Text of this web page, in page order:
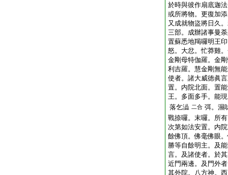
於時與彼作扇底迦
或所將物。更復加
又成就物盜將日久
三部。成辦諸事曼
置蘇悉地羯囉明王
怒。大忿。忙莽雞
金剛母特伽羅。金
利吉羅。慧金剛無
使者。諸大威徳眞
置。内院北面。置
王。多面多手。能
落乞澁 二合 弭。濕
戰捺囉。末囉。所
次第如法安置。内
餘佛頂。佛毫佛眼
勝等自餘明主。及
言。及諸使者。於
近門兩邊。及門外
其外院。八方神。